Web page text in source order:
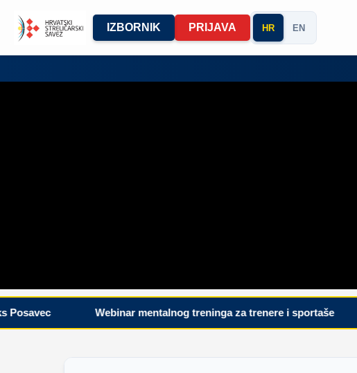
IZBORNIK PRIJAVA HR EN
Webinar mentalnog treninga za trenere i sportaše